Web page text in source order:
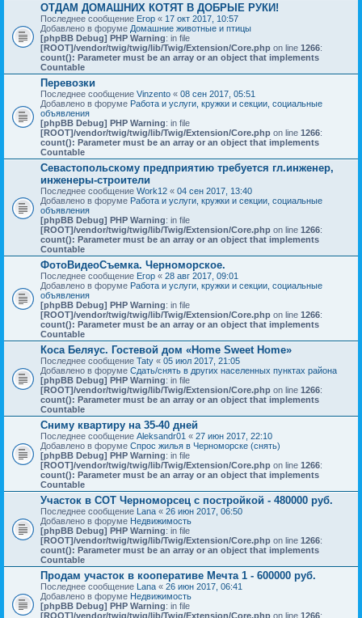
ОТДАМ ДОМАШНИХ КОТЯТ В ДОБРЫЕ РУКИ!
Последнее сообщение Егор « 17 окт 2017, 10:57
Добавлено в форуме Домашние животные и птицы
[phpBB Debug] PHP Warning: in file
[ROOT]/vendor/twig/twig/lib/Twig/Extension/Core.php on line 1266:
count(): Parameter must be an array or an object that implements
Countable
Перевозки
Последнее сообщение Vinzento « 08 сен 2017, 05:51
Добавлено в форуме Работа и услуги, кружки и секции, социальные
объявления
[phpBB Debug] PHP Warning: in file
[ROOT]/vendor/twig/twig/lib/Twig/Extension/Core.php on line 1266:
count(): Parameter must be an array or an object that implements
Countable
Севастопольскому предприятию требуется гл.инженер,
инженеры-строители
Последнее сообщение Work12 « 04 сен 2017, 13:40
Добавлено в форуме Работа и услуги, кружки и секции, социальные
объявления
[phpBB Debug] PHP Warning: in file
[ROOT]/vendor/twig/twig/lib/Twig/Extension/Core.php on line 1266:
count(): Parameter must be an array or an object that implements
Countable
ФотоВидеоСъемка. Черноморское.
Последнее сообщение Егор « 28 авг 2017, 09:01
Добавлено в форуме Работа и услуги, кружки и секции, социальные
объявления
[phpBB Debug] PHP Warning: in file
[ROOT]/vendor/twig/twig/lib/Twig/Extension/Core.php on line 1266:
count(): Parameter must be an array or an object that implements
Countable
Коса Беляус. Гостевой дом «Home Sweet Home»
Последнее сообщение Taty « 05 июл 2017, 21:05
Добавлено в форуме Сдать/снять в других населенных пунктах района
[phpBB Debug] PHP Warning: in file
[ROOT]/vendor/twig/twig/lib/Twig/Extension/Core.php on line 1266:
count(): Parameter must be an array or an object that implements
Countable
Сниму квартиру на 35-40 дней
Последнее сообщение Aleksandr01 « 27 июн 2017, 22:10
Добавлено в форуме Спрос жилья в Черноморске (снять)
[phpBB Debug] PHP Warning: in file
[ROOT]/vendor/twig/twig/lib/Twig/Extension/Core.php on line 1266:
count(): Parameter must be an array or an object that implements
Countable
Участок в СОТ Черноморсец с постройкой - 480000 руб.
Последнее сообщение Lana « 26 июн 2017, 06:50
Добавлено в форуме Недвижимость
[phpBB Debug] PHP Warning: in file
[ROOT]/vendor/twig/twig/lib/Twig/Extension/Core.php on line 1266:
count(): Parameter must be an array or an object that implements
Countable
Продам участок в кооперативе Мечта 1 - 600000 руб.
Последнее сообщение Lana « 26 июн 2017, 06:41
Добавлено в форуме Недвижимость
[phpBB Debug] PHP Warning: in file
[ROOT]/vendor/twig/twig/lib/Twig/Extension/Core.php on line 1266: